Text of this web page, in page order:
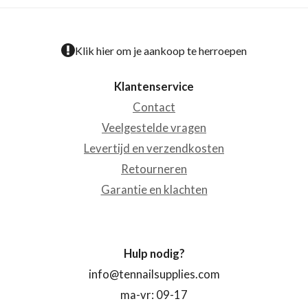
Klik hier om je aankoop te herroepen
Klantenservice
Contact
Veelgestelde vragen
Levertijd en verzendkosten
Retourneren
Garantie en klachten
Hulp nodig?
info@tennailsupplies.com
ma-vr: 09-17